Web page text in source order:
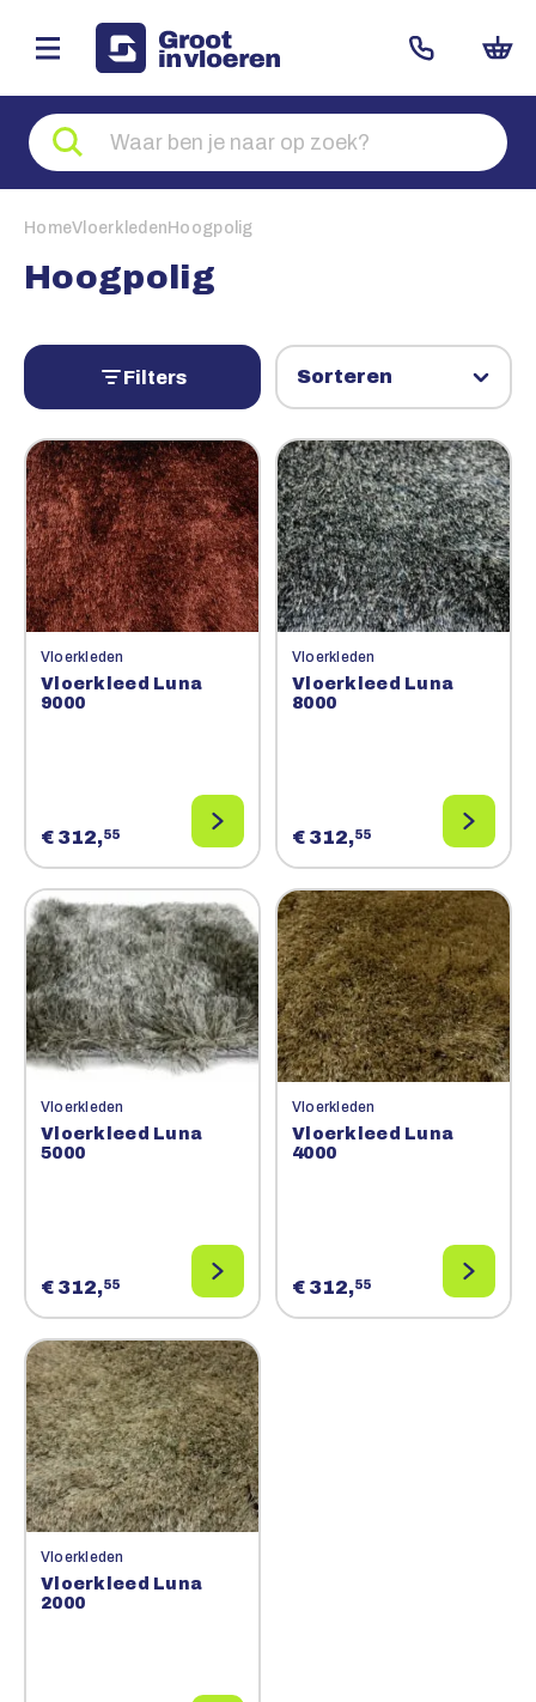
Zoeken
naar
producten
HomeVloerkleden Hoogpolig
Hoogpolig
Filters
Vloerkleden
Vloerkleed Luna
9000
€ 312,55
Vloerkleden
Vloerkleed Luna
8000
€ 312,55
Vloerkleden
Vloerkleed Luna
5000
€ 312,55
Vloerkleden
Vloerkleed Luna
4000
€ 312,55
Vloerkleden
Vloerkleed Luna
2000